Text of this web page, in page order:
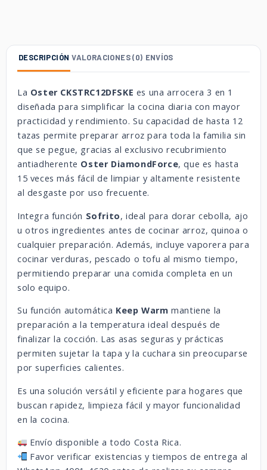
DESCRIPCIÓN VALORACIONES (0) ENVÍOS
La Oster CKSTRC12DFSKE es una arrocera 3 en 1
diseñada para simplificar la cocina diaria con mayor
practicidad y rendimiento. Su capacidad de hasta 12
tazas permite preparar arroz para toda la familia sin
que se pegue, gracias al exclusivo recubrimiento
antiadherente Oster DiamondForce, que es hasta
15 veces más fácil de limpiar y altamente resistente
al desgaste por uso frecuente.
Integra función Sofrito, ideal para dorar cebolla, ajo
u otros ingredientes antes de cocinar arroz, quinoa o
cualquier preparación. Además, incluye vaporera para
cocinar verduras, pescado o tofu al mismo tiempo,
permitiendo preparar una comida completa en un
solo equipo.
Su función automática Keep Warm mantiene la
preparación a la temperatura ideal después de
finalizar la cocción. Las asas seguras y prácticas
permiten sujetar la tapa y la cuchara sin preocuparse
por superficies calientes.
Es una solución versátil y eficiente para hogares que
buscan rapidez, limpieza fácil y mayor funcionalidad
en la cocina.
Envío disponible a todo Costa Rica.
Favor verificar existencias y tiempos de entrega al